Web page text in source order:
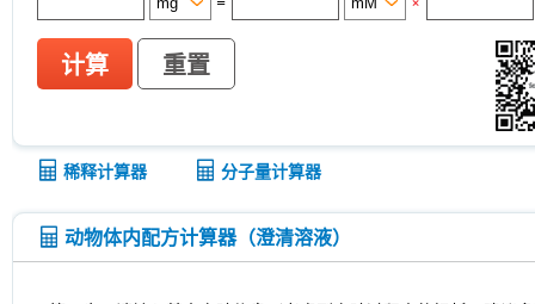
计算 重置
稀释计算器 分子量计算器
动物体内配方计算器（澄清溶液）